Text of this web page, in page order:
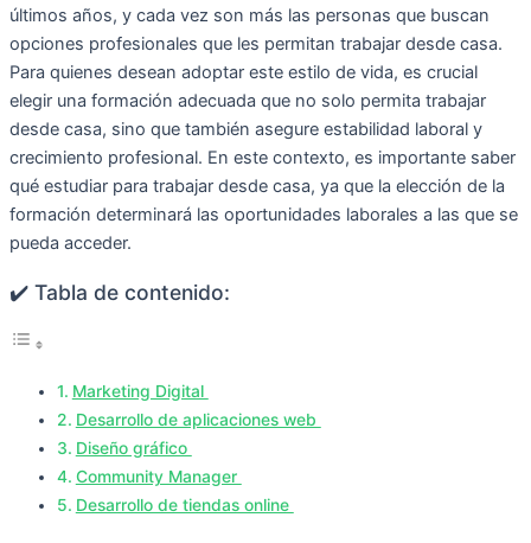
últimos años, y cada vez son más las personas que buscan
opciones profesionales que les permitan trabajar desde casa.
Para quienes desean adoptar este estilo de vida, es crucial
elegir una formación adecuada que no solo permita trabajar
desde casa, sino que también asegure estabilidad laboral y
crecimiento profesional. En este contexto, es importante saber
qué estudiar para trabajar desde casa, ya que la elección de la
formación determinará las oportunidades laborales a las que se
pueda acceder.
✔️ Tabla de contenido:
Marketing Digital
Desarrollo de aplicaciones web
Diseño gráfico
Community Manager
Desarrollo de tiendas online